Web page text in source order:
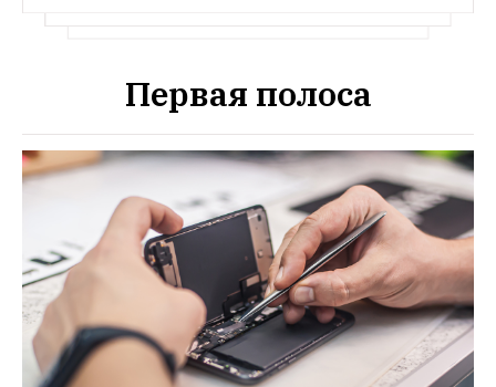
Первая полоса